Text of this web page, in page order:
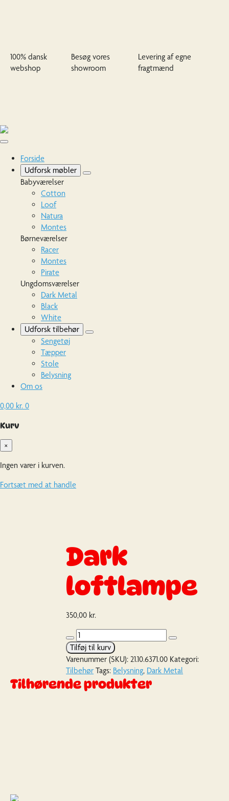
100% dansk
webshop
Besøg vores
showroom
Levering af egne
fragtmænd
Forside
Udforsk møbler
Babyværelser
Cotton
Loof
Natura
Montes
Børneværelser
Racer
Montes
Pirate
Ungdomsværelser
Dark Metal
Black
White
Udforsk tilbehør
Sengetøj
Tæpper
Stole
Belysning
Om os
0,00 kr. 0
Kurv
×
Ingen varer i kurven.
Fortsæt med at handle
Dark
loftlampe
350,00 kr.
Dark
loftlampe
antal
Tilføj til kurv
Varenummer (SKU):21.10.6371.00 Kategori:
Tilbehør Tags: Belysning, Dark Metal
Tilhørende produkter